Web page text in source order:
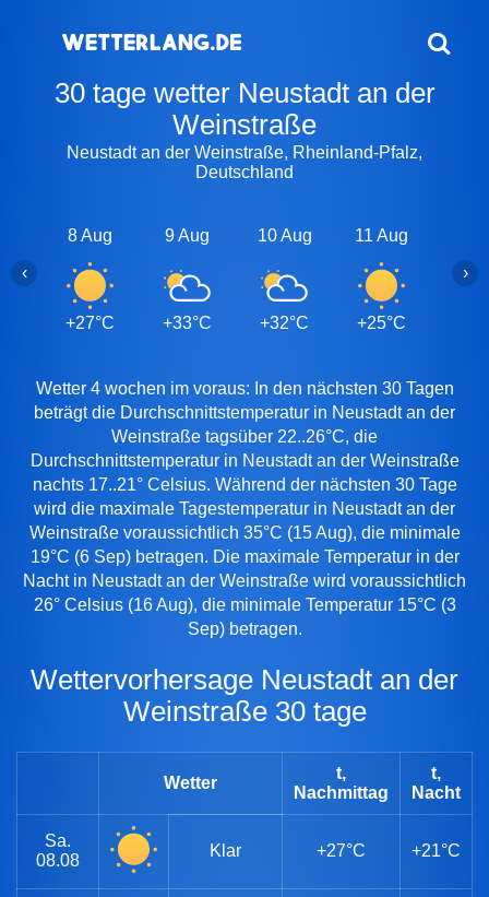
30 tage wetter Neustadt an der
Weinstraße
Neustadt an der Weinstraße, Rheinland-Pfalz,
Deutschland
8 Aug
+27°C
9 Aug
+33°C
10 Aug
+32°C
11 Aug
+25°C
‹ ›
Wetter 4 wochen im voraus: In den nächsten 30 Tagen
beträgt die Durchschnittstemperatur in Neustadt an der
Weinstraße tagsüber 22..26°C, die
Durchschnittstemperatur in Neustadt an der Weinstraße
nachts 17..21° Celsius. Während der nächsten 30 Tage
wird die maximale Tagestemperatur in Neustadt an der
Weinstraße voraussichtlich 35°C (15 Aug), die minimale
19°C (6 Sep) betragen. Die maximale Temperatur in der
Nacht in Neustadt an der Weinstraße wird voraussichtlich
26° Celsius (16 Aug), die minimale Temperatur 15°C (3
Sep) betragen.
Wettervorhersage Neustadt an der
Weinstraße 30 tage
Wetter
t,
Nachmittag
t,
Nacht
Sa.
08.08
Klar +27°C +21°C